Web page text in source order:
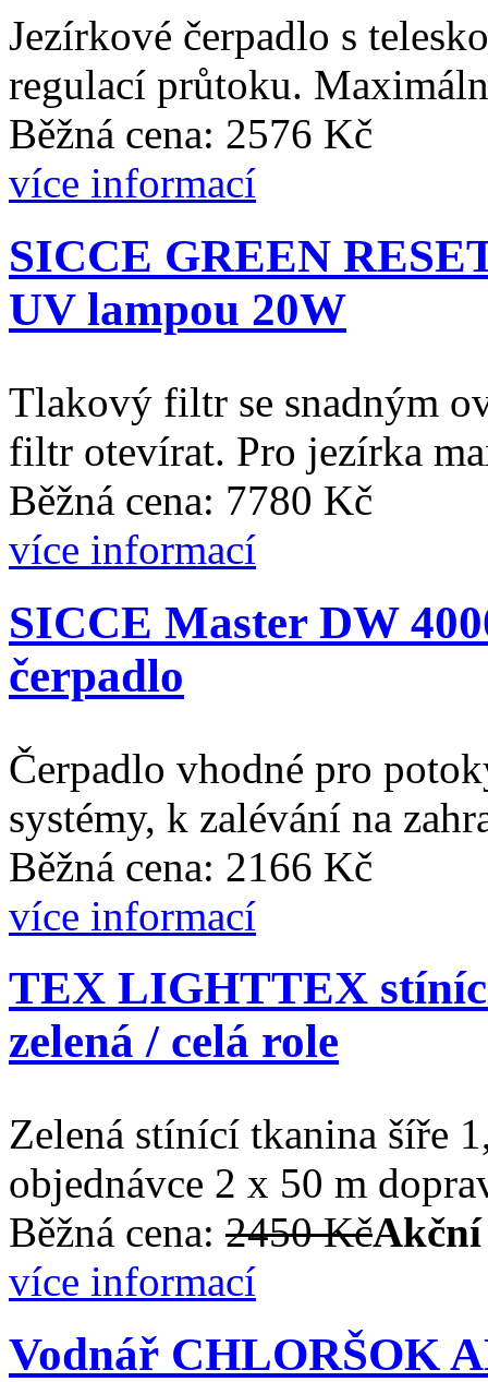
Jezírkové čerpadlo s
regulací průtoku.
Běžná cena: 2576 Kč
více informací
SICCE GREEN
UV lampou 20W
Tlakový filtr se snadným
filtr otevírat. Pro jezírka
Běžná cena: 7780 Kč
více informací
SICCE Master DW
čerpadlo
Čerpadlo vhodné pro
systémy, k zalévání na
Běžná cena: 2166 Kč
více informací
TEX LIGHTTEX
zelená / celá role
Zelená stínící tkanina šíře
objednávce 2 x 50 m
Běžná cena: 2450 KčAkční
více informací
Vodnář CHLORŠOK